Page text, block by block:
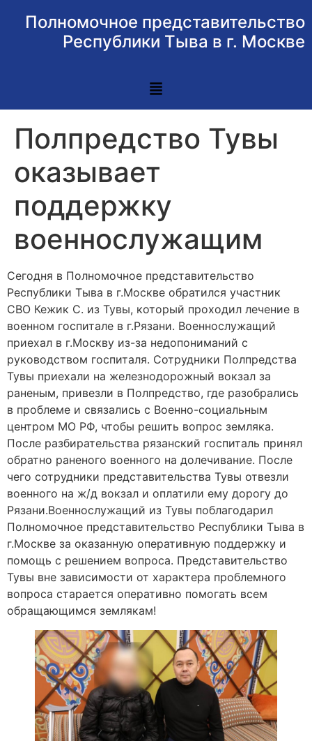
Полномочное представительство
Республики Тыва в г. Москве
Полпредство Тувы
оказывает
поддержку
военнослужащим
Сегодня в Полномочное представительство
Республики Тыва в г.Москве обратился участник
СВО Кежик С. из Тувы, который проходил лечение в
военном госпитале в г.Рязани. Военнослужащий
приехал в г.Москву из-за недопониманий с
руководством госпиталя. Сотрудники Полпредства
Тувы приехали на железнодорожный вокзал за
раненым, привезли в Полпредство, где разобрались
в проблеме и связались с Военно-социальным
центром МО РФ, чтобы решить вопрос земляка.
После разбирательства рязанский госпиталь принял
обратно раненого военного на долечивание. После
чего сотрудники представительства Тувы отвезли
военного на ж/д вокзал и оплатили ему дорогу до
Рязани.Военнослужащий из Тувы поблагодарил
Полномочное представительство Республики Тыва в
г.Москве за оказанную оперативную поддержку и
помощь с решением вопроса. Представительство
Тувы вне зависимости от характера проблемного
вопроса старается оперативно помогать всем
обращающимся землякам!